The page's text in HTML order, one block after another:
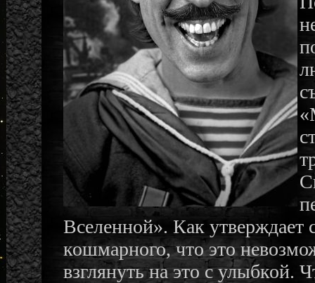
Вселенной». Как утверждает
кошмарного, что это
взглянуть на это с улыбкой.